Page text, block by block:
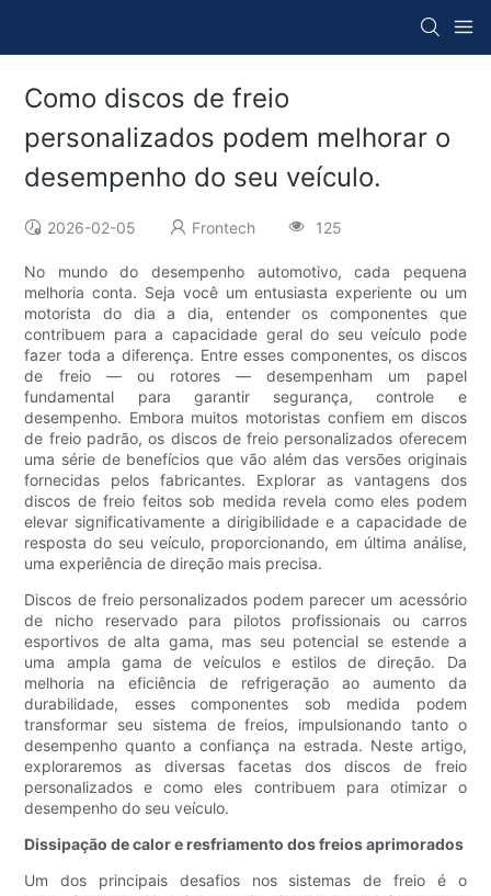
Como discos de freio
personalizados podem melhorar o
desempenho do seu veículo.
2026-02-05 Frontech 125
No mundo do desempenho automotivo, cada pequena
melhoria conta. Seja você um entusiasta experiente ou um
motorista do dia a dia, entender os componentes que
contribuem para a capacidade geral do seu veículo pode
fazer toda a diferença. Entre esses componentes, os discos
de freio — ou rotores — desempenham um papel
fundamental para garantir segurança, controle e
desempenho. Embora muitos motoristas confiem em discos
de freio padrão, os discos de freio personalizados oferecem
uma série de benefícios que vão além das versões originais
fornecidas pelos fabricantes. Explorar as vantagens dos
discos de freio feitos sob medida revela como eles podem
elevar significativamente a dirigibilidade e a capacidade de
resposta do seu veículo, proporcionando, em última análise,
uma experiência de direção mais precisa.
Discos de freio personalizados podem parecer um acessório
de nicho reservado para pilotos profissionais ou carros
esportivos de alta gama, mas seu potencial se estende a
uma ampla gama de veículos e estilos de direção. Da
melhoria na eficiência de refrigeração ao aumento da
durabilidade, esses componentes sob medida podem
transformar seu sistema de freios, impulsionando tanto o
desempenho quanto a confiança na estrada. Neste artigo,
exploraremos as diversas facetas dos discos de freio
personalizados e como eles contribuem para otimizar o
desempenho do seu veículo.
Dissipação de calor e resfriamento dos freios aprimorados
Um dos principais desafios nos sistemas de freio é o